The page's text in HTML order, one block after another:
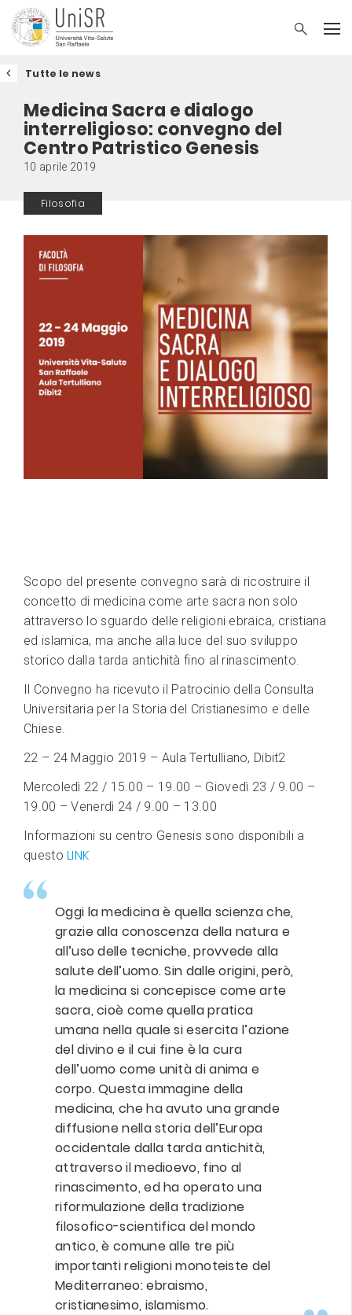
Tutte le news
Medicina Sacra e dialogo
interreligioso: convegno del
Centro Patristico Genesis
10 aprile 2019
Filosofia
Scopo del presente convegno sarà di ricostruire il
concetto di medicina come arte sacra non solo
attraverso lo sguardo delle religioni ebraica, cristiana
ed islamica, ma anche alla luce del suo sviluppo
storico dalla tarda antichità fino al rinascimento.
Il Convegno ha ricevuto il Patrocinio della Consulta
Universitaria per la Storia del Cristianesimo e delle
Chiese.
22 – 24 Maggio 2019 – Aula Tertulliano, Dibit2
Mercoledì 22 / 15.00 – 19.00 – Giovedì 23 / 9.00 –
19.00 – Venerdì 24 / 9.00 – 13.00
Informazioni su centro Genesis sono disponibili a
questoLINK
Oggi la medicina è quella scienza che,
grazie alla conoscenza della natura e
all’uso delle tecniche, provvede alla
salute dell’uomo. Sin dalle origini, però,
la medicina si concepisce come arte
sacra, cioè come quella pratica
umana nella quale si esercita l’azione
del divino e il cui fine è la cura
dell’uomo come unità di anima e
corpo. Questa immagine della
medicina, che ha avuto una grande
diffusione nella storia dell’Europa
occidentale dalla tarda antichità,
attraverso il medioevo, fino al
rinascimento, ed ha operato una
riformulazione della tradizione
filosofico-scientifica del mondo
antico, è comune alle tre più
importanti religioni monoteiste del
Mediterraneo: ebraismo,
cristianesimo, islamismo.